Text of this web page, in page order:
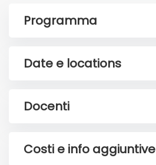
Programma
Date e locations
Docenti
Costi e info aggiuntive